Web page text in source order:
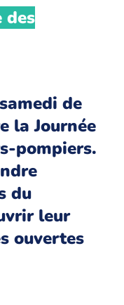
des
de
la Journée
pompiers.
du
leur
ouvertes